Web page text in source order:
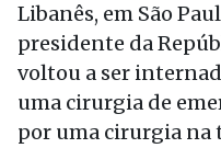
Libanês, em São
presidente da
voltou a ser
uma cirurgia de
por uma cirurgia na